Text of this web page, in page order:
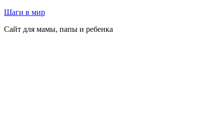
Перейти
содержимому
Шаги в мир
Сайт для мамы, папы и ребенка